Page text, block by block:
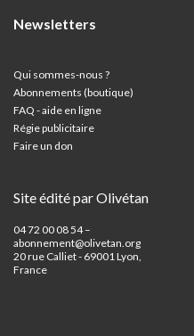
Newsletters
Qui sommes-nous ?
Abonnements (boutique)
FAQ - aide en ligne
Régie publicitaire
Faire un don
Site édité par Olivétan
04 72 00 08 54 –
abonnement@olivetan.org
20 rue Calliet - 69001 Lyon,
France